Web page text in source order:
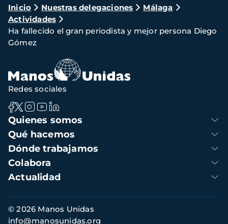
Ruta
de
navegación
Inicio Nuestras delegaciones
Málaga
Actividades
Ha fallecido el gran periodista y mejor persona Diego
Gómez
Navegación
principal
Quienes somos
Qué hacemos
Dónde trabajamos
Colabora
Actualidad
Redes sociales
Información
de
© 2026 Manos Unidas
info@manosunidas.org